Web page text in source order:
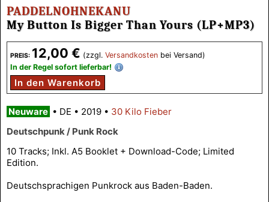
PREIS: 12,00 € (zzgl. Versandkosten bei Versand)
In der Regel sofort lieferbar!
In den Warenkorb
PADDELNOHNEKANU
My Button Is Bigger Than Yours (LP+MP3)
Neuware • DE • 2019 • 30 Kilo Fieber
Deutschpunk / Punk Rock
10 Tracks; Inkl. A5 Booklet + Download-Code; Limited
Edition.
Deutschsprachigen Punkrock aus Baden-Baden.